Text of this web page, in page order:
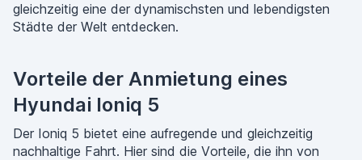
gleichzeitig eine der dynamischsten und lebendigsten
Städte der Welt entdecken.
Vorteile der Anmietung eines
Hyundai Ioniq 5
Der Ioniq 5 bietet eine aufregende und gleichzeitig
nachhaltige Fahrt. Hier sind die Vorteile, die ihn von